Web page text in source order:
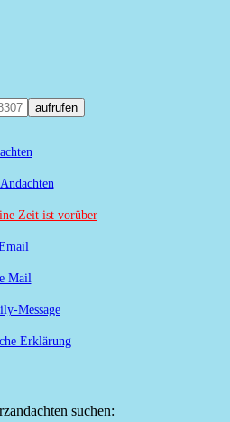
aufrufen
Zeit ist vorüber
Mail
Message
Erklärung
suchen: